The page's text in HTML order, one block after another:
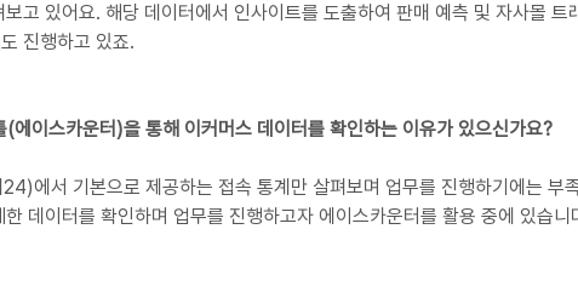
고 있어요. 해당 데이터에서 인사이트를 도출하여 판매 예측 및 자사몰 트
진행하고 있죠.
(에이스카운터)을 통해 이커머스 데이터를 확인하는 이유가 있으신가요?
에서 기본으로 제공하는 접속 통계만 살펴보며 업무를 진행하기에는 부
데이터를 확인하며 업무를 진행하고자 에이스카운터를 활용 중에 있습니